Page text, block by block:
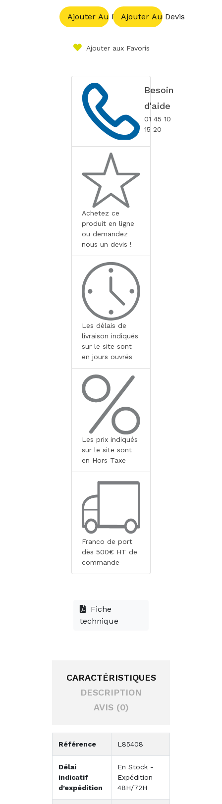
Ajouter Au PanierAjouter Au Devis
Ajouter aux Favoris
Besoin
d'aide
01 45 10
15 20
Achetez ce
produit en ligne
ou demandez
nous un devis !
Les délais de
livraison indiqués
sur le site sont
en jours ouvrés
Les prix indiqués
sur le site sont
en Hors Taxe
Franco de port
dès 500€ HT de
commande
Fiche
technique
CARACTÉRISTIQUES
DESCRIPTION
AVIS (0)
Référence L85408
Délai
indicatif
d’expédition
En Stock -
Expédition
48H/72H